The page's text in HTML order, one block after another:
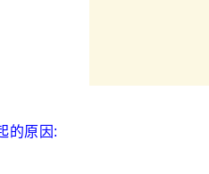
的原因: